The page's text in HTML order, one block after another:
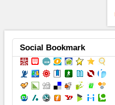
Social Bookmark